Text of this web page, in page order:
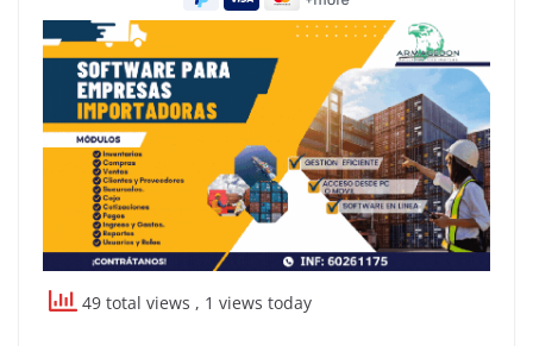
49 total views , 1 views today